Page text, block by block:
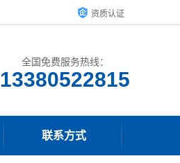
资质认证
全国免费服务热线：
13380522815
联系方式